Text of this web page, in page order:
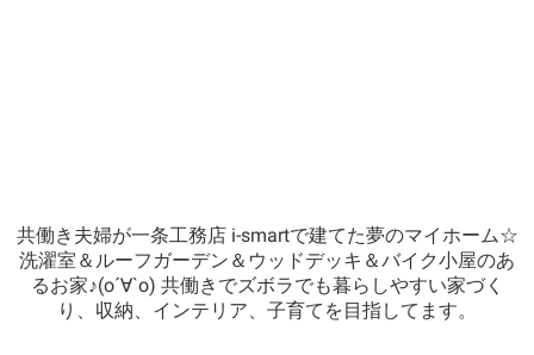
共働き夫婦が一条工務店 i-smartで建てた夢のマイホーム☆
洗濯室＆ルーフガーデン＆ウッドデッキ＆バイク小屋のあ
るお家♪(о´∀`о) 共働きでズボラでも暮らしやすい家づく
り、収納、インテリア、子育てを目指してます。